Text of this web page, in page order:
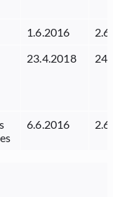
1.6.2016
23.4.2018
6.6.2016